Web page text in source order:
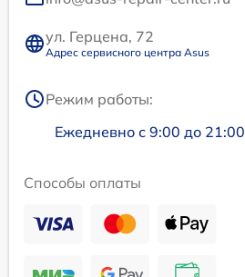
ул. Герцена, 72
Адрес сервисного центра Asus
Режим работы:
Ежедневно с 9:00 до 21:00
Способы оплаты